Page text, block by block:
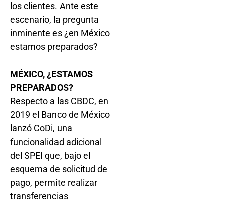
los clientes. Ante este
escenario, la pregunta
inminente es ¿en México
estamos preparados?
MÉXICO, ¿ESTAMOS
PREPARADOS?
Respecto a las CBDC, en
2019 el Banco de México
lanzó CoDi, una
funcionalidad adicional
del SPEI que, bajo el
esquema de solicitud de
pago, permite realizar
transferencias